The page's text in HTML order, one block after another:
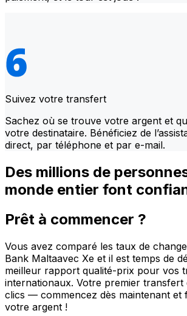
Suivez votre transfert
Sachez où se trouve votre argent et
votre destinataire. Bénéficiez de
direct, par téléphone et par e-mail.
Des millions de
monde entier font
Prêt à commencer ?
Vous avez comparé les taux de
Bank Maltaavec Xe et il est temps de
meilleur rapport qualité-prix pour vos
internationaux. Votre premier transfert
clics — commencez dès maintenant et
votre argent !